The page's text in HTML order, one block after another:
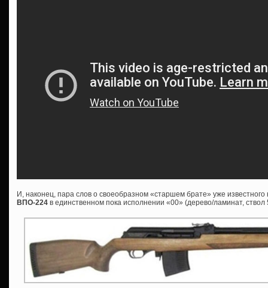
И, наконец, пара слов о своеобразном «старшем брате» уже
ВПО-224 в единственном пока исполнении «00» (дерево/ламинат,